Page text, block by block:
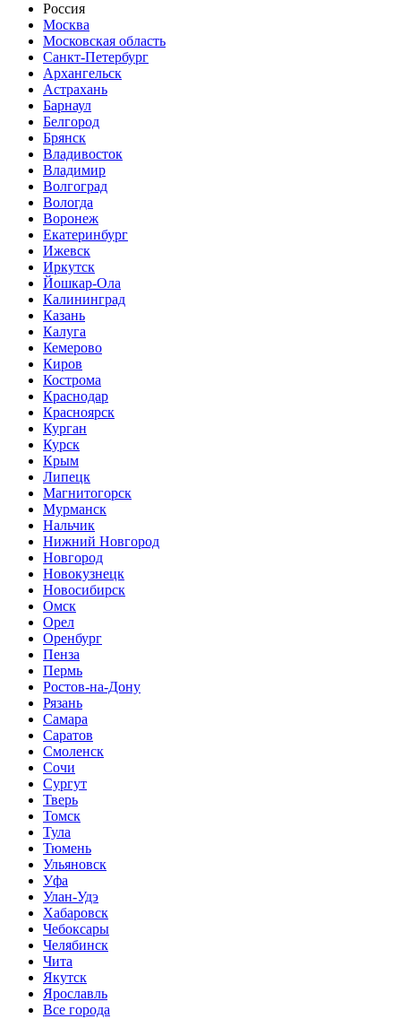
Россия
Москва
Московская область
Санкт-Петербург
Архангельск
Астрахань
Барнаул
Белгород
Брянск
Владивосток
Владимир
Волгоград
Вологда
Воронеж
Екатеринбург
Ижевск
Иркутск
Йошкар-Ола
Калининград
Казань
Калуга
Кемерово
Киров
Кострома
Краснодар
Красноярск
Курган
Курск
Крым
Липецк
Магнитогорск
Мурманск
Нальчик
Нижний Новгород
Новгород
Новокузнецк
Новосибирск
Омск
Орел
Оренбург
Пенза
Пермь
Ростов-на-Дону
Рязань
Самара
Саратов
Смоленск
Сочи
Сургут
Тверь
Томск
Тула
Тюмень
Ульяновск
Уфа
Улан-Удэ
Хабаровск
Чебоксары
Челябинск
Чита
Якутск
Ярославль
Все города